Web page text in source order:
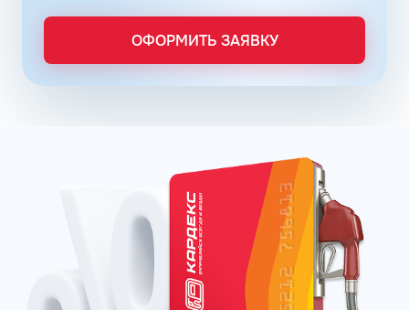
Систематизация и сбор информации в одном месте о
расходах водителей на заправках поможет выявить
недобросовестных сотрудников. Использование средств
компании в собственных интересах легко выявить, если
компании требуют экономии и тщательного контроля
Можно использовать топливные карты для оптовых
закупок топлива. Достаточно приобрести необходимое
количество литров качественного топлива на баланс
карты, чтобы воспользоваться ими в течение года, когда
это потребуется. Бизнес-процессы с топливными
ОФОРМИТЬ ЗАЯВКУ